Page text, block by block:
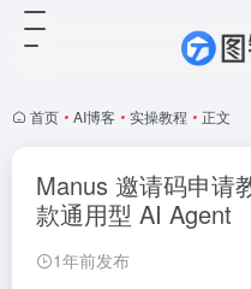
首页 • AI博客 • 实操教程 • 正文
Manus 邀请码申请
款通用型 AI Agent
1年前发布